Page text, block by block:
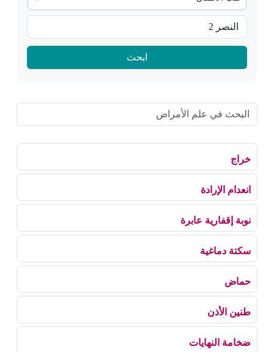
ابحث
خراج
انعدام الإرادة
نوبة إقفارية عابرة
سكتة دماغية
حماض
طنين الأذن
ضخامة النهايات